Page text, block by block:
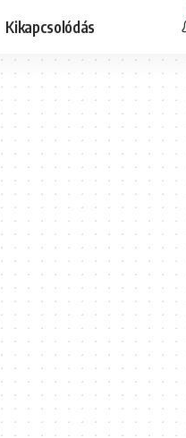
Kikapcsolódás